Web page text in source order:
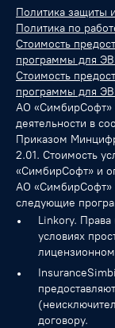
Политика защиты
Политика по
Стоимость
программы для
Стоимость
программы для
АО «СимбирСофт»
деятельности в
Приказом
2.01. Стоимость
«СимбирСофт» и
АО «СимбирСофт»
следующие
Linkory. Права
условиях
договору.